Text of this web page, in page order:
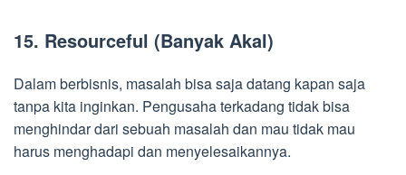
15. Resourceful (Banyak Akal)
Dalam berbisnis, masalah bisa saja datang kapan saja
tanpa kita inginkan. Pengusaha terkadang tidak bisa
menghindar dari sebuah masalah dan mau tidak mau
harus menghadapi dan menyelesaikannya.